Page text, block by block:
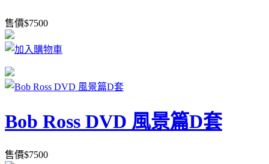
售價$7500
Bob Ross DVD 風景篇D套
售價$7500